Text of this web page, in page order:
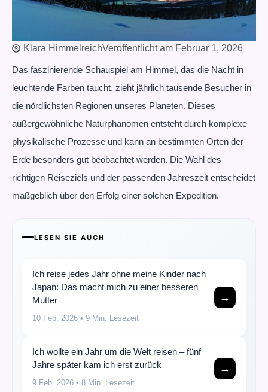
Klara HimmelreichVeröffentlicht am Februar 1, 2026
Das faszinierende Schauspiel am Himmel, das die Nacht in
leuchtende Farben taucht, zieht jährlich tausende Besucher in
die nördlichsten Regionen unseres Planeten. Dieses
außergewöhnliche Naturphänomen entsteht durch komplexe
physikalische Prozesse und kann an bestimmten Orten der
Erde besonders gut beobachtet werden. Die Wahl des
richtigen Reiseziels und der passenden Jahreszeit entscheidet
maßgeblich über den Erfolg einer solchen Expedition.
LESEN SIE AUCH
Ich reise jedes Jahr ohne meine Kinder nach
Japan: Das macht mich zu einer besseren
Mutter
10 Feb. 2026 • 9 Min. Lesezeit
→
Ich wollte ein Jahr um die Welt reisen – fünf
Jahre später kam ich erst zurück
9 Feb. 2026 • 8 Min. Lesezeit
→